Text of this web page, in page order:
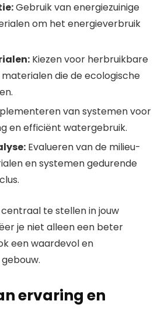
Gebruik van energiezuinige
om het energieverbruik
Kiezen voor herbruikbare
die de ecologische
van systemen voor
en efficiënt watergebruik.
Evalueren van de milieu-
en systemen gedurende
te stellen in jouw
je niet alleen een beter
een waardevol en
ervaring en